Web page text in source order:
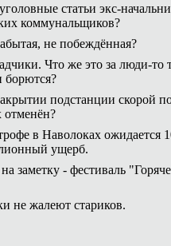
статьи экс-
коммунальщиков?
не побеждённая?
Что же это за люди-то
борются?
подстанции скорой
отменён?
в Наволоках ожидается
ущерб.
заметку - фестиваль
не жалеют стариков.